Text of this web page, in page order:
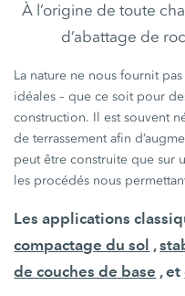
À l’origine de toute
d’abattage de
La nature ne nous fournit
idéales – que ce soit pour
construction. Il est souvent
de terrassement afin
peut être construite que sur
les procédés nous
Les applications
compactage du sol ,
de couches de base , et